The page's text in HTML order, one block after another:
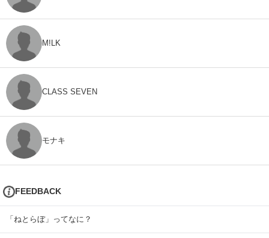
M!LK
CLASS SEVEN
モナキ
FEEDBACK
「ねとらぼ」ってなに？